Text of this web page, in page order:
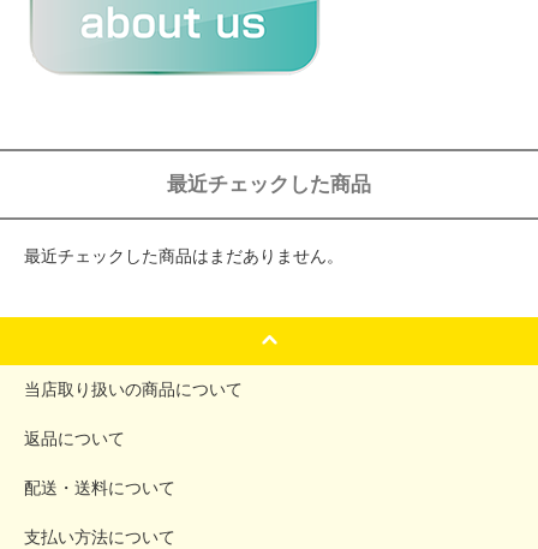
最近チェックした商品
最近チェックした商品はまだありません。
当店取り扱いの商品について
返品について
配送・送料について
支払い方法について